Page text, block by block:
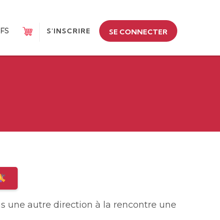
S'INSCRIRE SE CONNECTER
une autre direction à la rencontre une